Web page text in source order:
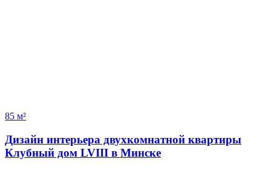
85 м²
Дизайн интерьера двухкомнатной квартиры
Клубный дом LVIII в Минске